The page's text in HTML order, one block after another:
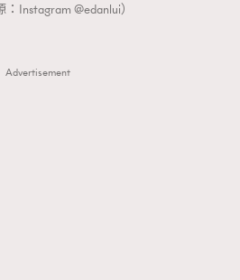
：Instagram @edanlui）
Advertisement